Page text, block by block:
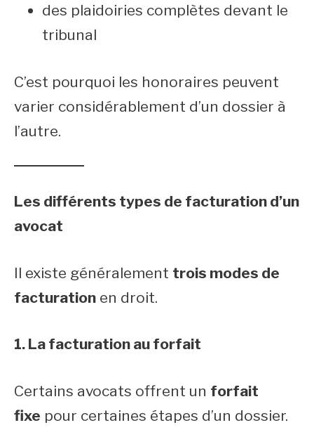
des plaidoiries complètes devant le
tribunal
C’est pourquoi les honoraires peuvent
varier considérablement d’un dossier à
l’autre.
Les différents types de facturation d’un
avocat
Il existe généralement trois modes de
facturation en droit.
1. La facturation au forfait
Certains avocats offrent un forfait
fixe pour certaines étapes d’un dossier.